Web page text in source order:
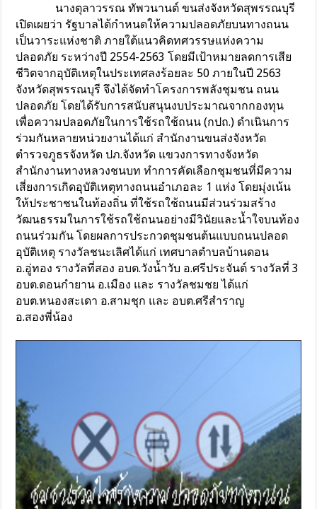
นางตุลาวรรณ ทัพวนานต์ ขนส่งจังหวัดสุพรรณบุรี
เปิดเผยว่า รัฐบาลได้กำหนดให้ความปลอดภัยบนทางถนน
เป็นวาระแห่งชาติ ภายใต้แนวคิดทศวรรษแห่งความ
ปลอดภัย ระหว่างปี 2554-2563 โดยมีเป้าหมายลดการเสีย
ชีวิตจากอุบัติเหตุในประเทศลงร้อยละ 50 ภายในปี 2563
จังหวัดสุพรรณบุรี จึงได้จัดทำโครงการพลังชุมชน ถนน
ปลอดภัย โดยได้รับการสนับสนุนงบประมาณจากกองทุน
เพื่อความปลอดภัยในการใช้รถใช้ถนน (กปถ.) ดำเนินการ
ร่วมกันหลายหน่วยงานได้แก่ สำนักงานขนส่งจังหวัด
ตำรวจภูธรจังหวัด ปภ.จังหวัด แขวงการทางจังหวัด
สำนักงานทางหลวงชนบท ทำการคัดเลือกชุมชนที่มีความ
เสี่ยงการเกิดอุบัติเหตุทางถนนอำเภอละ 1 แห่ง โดยมุ่งเน้น
ให้ประชาชนในท้องถิ่น ที่ใช้รถใช้ถนนมีส่วนร่วมสร้าง
วัฒนธรรมในการใช้รถใช้ถนนอย่างมีวินัยและน้ำใจบนท้อง
ถนนร่วมกัน โดยผลการประกวดชุมชนต้นแบบถนนปลอด
อุบัติเหตุ รางวัลชนะเลิศได้แก่ เทศบาลตำบลบ้านดอน
อ.อู่ทอง รางวัลที่สอง อบต.วังน้ำวับ อ.ศรีประจันต์ รางวัลที่ 3
อบต.ดอนกำยาน อ.เมือง และ รางวัลชมชย ได้แก่
อบต.หนองสะเดา อ.สามชุก และ อบต.ศรีสำราญ
อ.สองพี่น้อง